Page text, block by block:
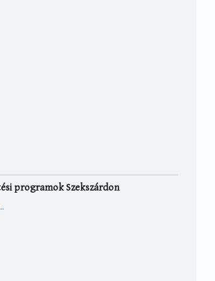
programok Szekszárdon